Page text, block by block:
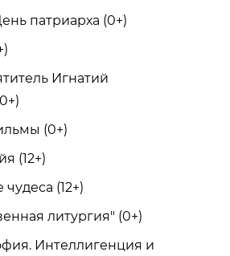
патриарха (0+)
Игнатий
(0+)
(12+)
(12+)
литургия" (0+)
Интеллигенция и